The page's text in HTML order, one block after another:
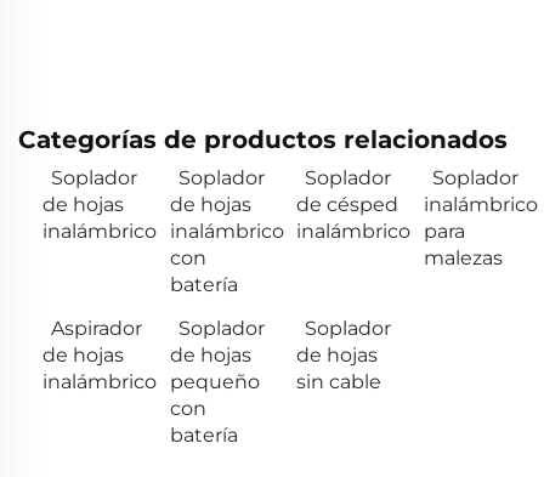
Categorías de productos relacionados
Soplador
de hojas
inalámbrico
Soplador
de hojas
inalámbrico
con
batería
Soplador
de césped
inalámbrico
Soplador
inalámbrico
para
malezas
Aspirador
de hojas
inalámbrico
Soplador
de hojas
pequeño
con
batería
Soplador
de hojas
sin cable